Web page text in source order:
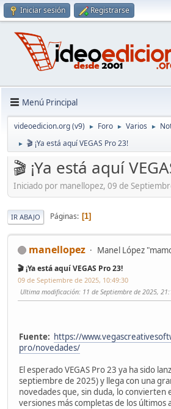
Iniciar sesión Registrarse
Menú Principal
videoedicion.org (v9) ► Foro ► Varios ►
► 🎬 ¡Ya está aquí VEGAS Pro 23!
🎬 ¡Ya está aquí
Iniciado por manellopez, 09 de
IR ABAJO Páginas 1
manellopez Manel López
🎬 ¡Ya está aquí VEGAS Pro 23!
09 de Septiembre de 2025, 10:49:30
Ultima modificación: 11 de Septiembre de 2025,
Fuente: https://
pro/novedades/
El esperado VEGAS Pro 23 ya ha sido
septiembre de 2025) y llega con una
novedades que, sin duda, lo convierten
versiones más completas de los últimos